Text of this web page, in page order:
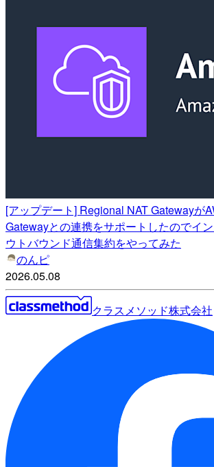
[アップデート] Regional NAT Gatewayが
Gatewayとの連携をサポートしたのでイ
ウトバウンド通信集約をやってみた
のんピ
2026.05.08
クラスメソッド株式会社